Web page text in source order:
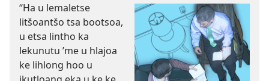
“Ha u lemaletse
litšoantšo tsa bootsoa,
u etsa lintho ka
lekunutu ’me u hlajoa
ke lihlong hoo u